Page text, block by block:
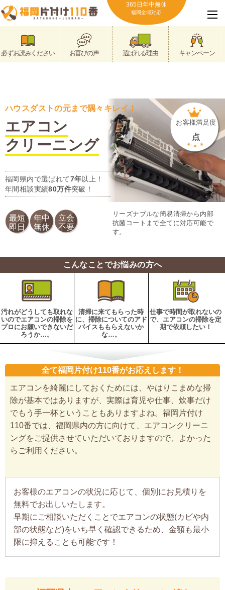
365日年中無休
福岡全域対応
必ずお読みください お喜びの声 選ばれる理由 キャンペーン
ハウスダストの元まで隅々キレイ！
エアコン
クリーニング
福岡県内で選ばれて7年以上！
年間相談実績80万件突破！
お客様満足度
点
最短
即日
年中
無休
立会
不要
リーズナブルな簡易清掃から内部
抗菌コートまで全てに対応可能で
す。
こんなことでお悩みの方へ
汚れがどうしても取れな
いのでエアコンの掃除を
プロにお願いできないだ
ろうか…。
清掃に来てもらった時
に、掃除についてのアド
バイスももらえないか
な…。
仕事で時間が取れないの
で、エアコンの掃除を定
期で依頼したい！
全て福岡片付け110番がお応えします！
エアコンを綺麗にしておくためには、やはりこまめな掃
除が基本ではありますが、実際は育児や仕事、炊事だけ
でもう手一杯ということもありますよね。福岡片付け
110番では、福岡県内の方に向けて、エアコンクリーニ
ングをご提供させていただいておりますので、よかった
らご利用ください。
お客様のエアコンの状況に応じて、個別にお見積りを
無料でお出しいたします。
早期にご相談いただくことでエアコンの状態(カビや内
部の状態など)をいち早く確認できるため、金額も最小
限に抑えることも可能です！